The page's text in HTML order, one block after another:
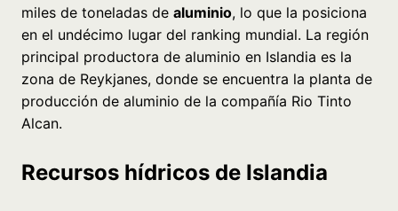
miles de toneladas de aluminio, lo que la posiciona
en el undécimo lugar del ranking mundial. La región
principal productora de aluminio en Islandia es la
zona de Reykjanes, donde se encuentra la planta de
producción de aluminio de la compañía Rio Tinto
Alcan.
Recursos hídricos de Islandia